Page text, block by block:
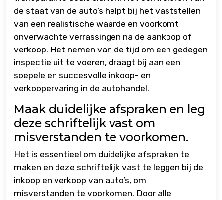
de staat van de auto’s helpt bij het vaststellen
van een realistische waarde en voorkomt
onverwachte verrassingen na de aankoop of
verkoop. Het nemen van de tijd om een gedegen
inspectie uit te voeren, draagt bij aan een
soepele en succesvolle inkoop- en
verkoopervaring in de autohandel.
Maak duidelijke afspraken en leg
deze schriftelijk vast om
misverstanden te voorkomen.
Het is essentieel om duidelijke afspraken te
maken en deze schriftelijk vast te leggen bij de
inkoop en verkoop van auto’s, om
misverstanden te voorkomen. Door alle